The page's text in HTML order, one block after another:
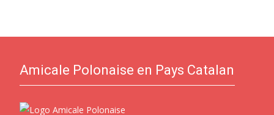
Amicale Polonaise en Pays Catalan